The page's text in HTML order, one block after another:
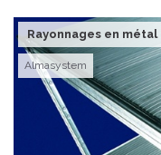
Rayonnages en
Almasystem